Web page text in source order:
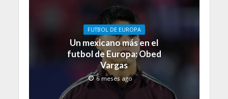
FUTBOL DE EUROPA
Un mexicano más en el
futbol de Europa: Obed
Vargas
6 meses ago